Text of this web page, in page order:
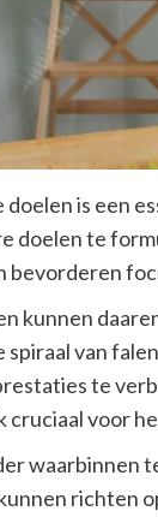
is een
doelen te
bevorderen
kunnen
van
te
cruciaal voor
waarbinnen
richten